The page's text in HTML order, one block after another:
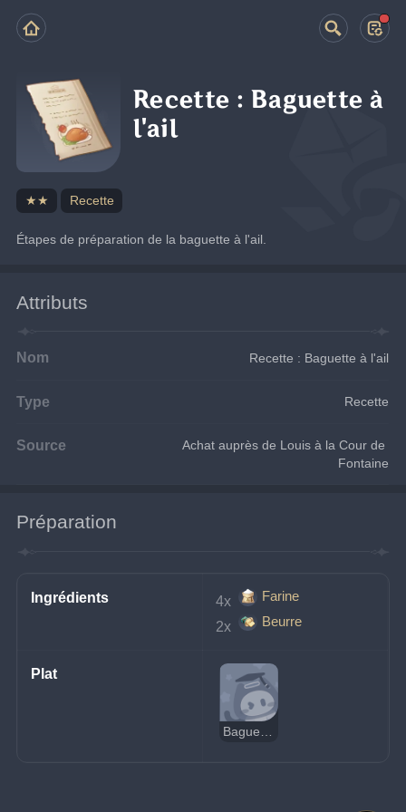
Recette : Baguette à
l'ail
★★ Recette
Étapes de préparation de la baguette à l'ail.
Attributs
Nom Recette : Baguette à l'ail
Type Recette
Source
Achat auprès de Louis à la Cour de
Fontaine
Préparation
Ingrédients 4x
Farine
2x
Beurre
Plat